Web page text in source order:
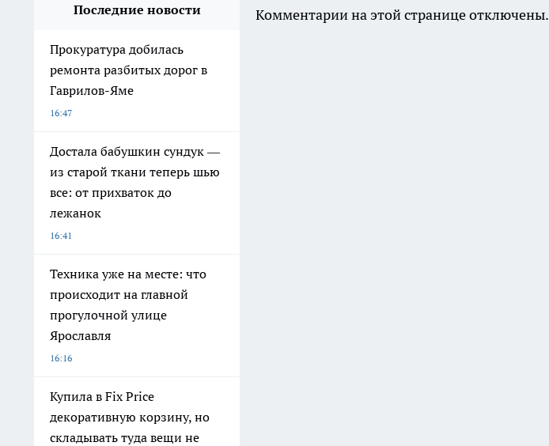
Последние новости
Прокуратура добилась
ремонта разбитых дорог в
Гаврилов-Яме
16:47
Достала бабушкин сундук —
из старой ткани теперь шью
все: от прихваток до
лежанок
16:41
Техника уже на месте: что
происходит на главной
прогулочной улице
Ярославля
16:16
Купила в Fix Price
декоративную корзину, но
складывать туда вещи не
Комментарии на этой странице отключены.